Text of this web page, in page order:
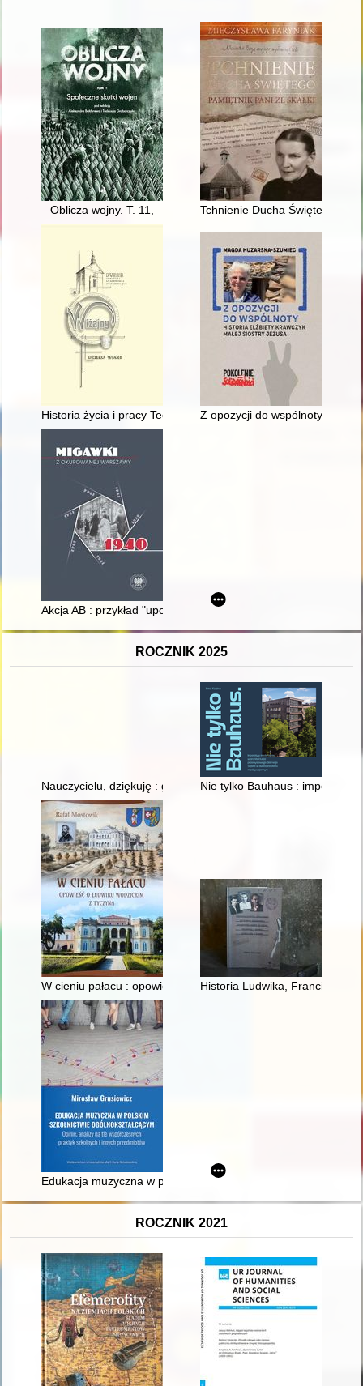
Oblicza wojny. T. 11, Tchnienie Ducha Świętego :
Historia życia i pracy Teofili Teresy Jacuńskiej (1900-1984)
Z opozycji do wspólnoty :
Akcja AB : przykład "uporządkowanego" mordu w niemieckim
ROCZNIK 2025
Nauczycielu, dziękuję : gmina PogorzelaNie tylko Bauhaus : imperatyw
W cieniu pałacu : opowieść o Ludwiku Wodzickim z Tyczyna
Historia Ludwika, Franciszka i
Edukacja muzyczna w polskim szkolnictwie
ROCZNIK 2021